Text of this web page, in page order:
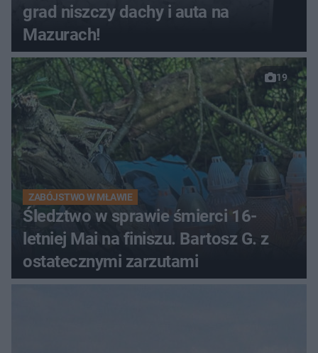
grad niszczy dachy i auta na
Mazurach!
19
ZABÓJSTWO W MŁAWIE
Śledztwo w sprawie śmierci 16-
letniej Mai na finiszu. Bartosz G. z
ostatecznymi zarzutami